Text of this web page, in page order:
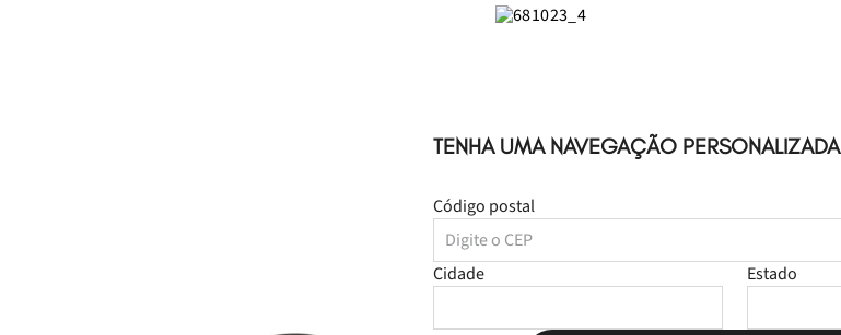
TENHA UMA NAVEGAÇÃO PERSONALIZADA
Código postal
Cidade Estado